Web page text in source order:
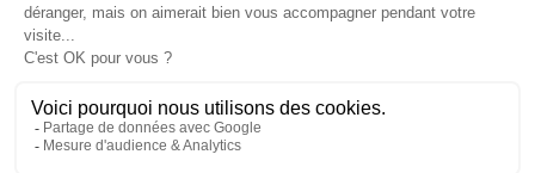
Le cabinet
Savoir-faire
L'équipe
Entreprises en difficulté
Transmission &